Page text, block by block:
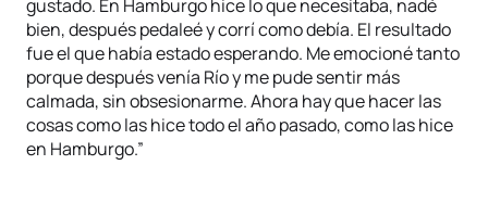
gustado. En Hamburgo hice lo que necesitaba, nadé
bien, después pedaleé y corrí como debía. El resultado
fue el que había estado esperando. Me emocioné tanto
porque después venía Río y me pude sentir más
calmada, sin obsesionarme. Ahora hay que hacer las
cosas como las hice todo el año pasado, como las hice
en Hamburgo.”